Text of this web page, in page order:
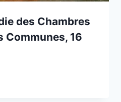
des Chambres
Communes, 16